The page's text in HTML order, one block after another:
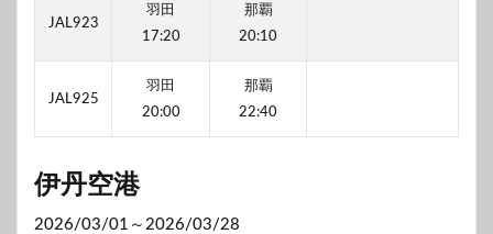
JAL923
羽田
17:20
那覇
20:10
JAL925
羽田
20:00
那覇
22:40
伊丹空港
2026/03/01～2026/03/28